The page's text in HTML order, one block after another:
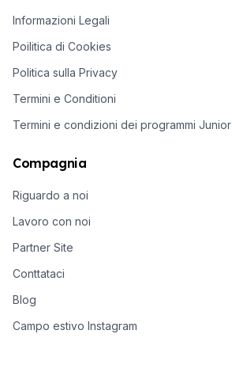
Informazioni Legali
Poilitica di Cookies
Politica sulla Privacy
Termini e Conditioni
Termini e condizioni dei programmi Junior
Compagnia
Riguardo a noi
Lavoro con noi
Partner Site
Conttataci
Blog
Campo estivo Instagram